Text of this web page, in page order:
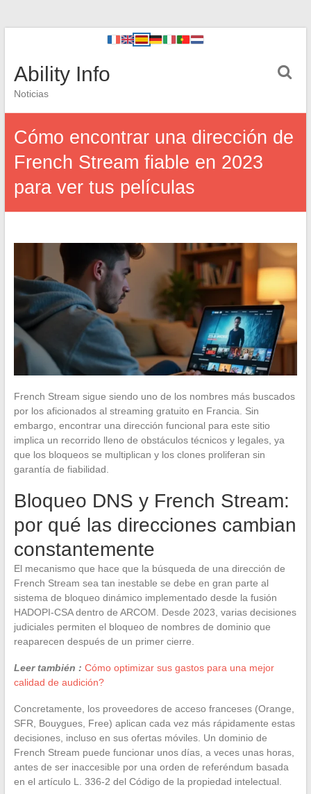
Ability Info
Noticias
Cómo encontrar una dirección de
French Stream fiable en 2023
para ver tus películas
French Stream sigue siendo uno de los nombres más buscados
por los aficionados al streaming gratuito en Francia. Sin
embargo, encontrar una dirección funcional para este sitio
implica un recorrido lleno de obstáculos técnicos y legales, ya
que los bloqueos se multiplican y los clones proliferan sin
garantía de fiabilidad.
Bloqueo DNS y French Stream:
por qué las direcciones cambian
constantemente
El mecanismo que hace que la búsqueda de una dirección de
French Stream sea tan inestable se debe en gran parte al
sistema de bloqueo dinámico implementado desde la fusión
HADOPI-CSA dentro de ARCOM. Desde 2023, varias decisiones
judiciales permiten el bloqueo de nombres de dominio que
reaparecen después de un primer cierre.
Leer también : Cómo optimizar sus gastos para una mejor
calidad de audición?
Concretamente, los proveedores de acceso franceses (Orange,
SFR, Bouygues, Free) aplican cada vez más rápidamente estas
decisiones, incluso en sus ofertas móviles. Un dominio de
French Stream puede funcionar unos días, a veces unas horas,
antes de ser inaccesible por una orden de referéndum basada
en el artículo L. 336-2 del Código de la propiedad intelectual.